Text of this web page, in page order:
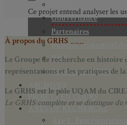
Gouvernance
Partenaires
Bulletin trimestriel du
JIME
Bourses du GRHS
ARCHIVES
PROJETS EN COURS
AXES DE RECHERCHE
Ce projet entend analyser les
À propos du GRHS ___
Le Groupe de recherche en histoire
représentations et les pratiques de
Le GRHS est le pôle UQAM du
Le GRHS complète et se distingue